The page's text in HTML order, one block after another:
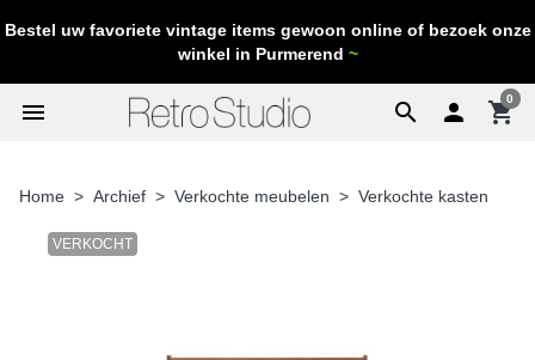
Bestel uw favoriete vintage items gewoon online of bezoek onze
winkel in Purmerend ~
search
menu  shopping_cart
0
Home Archief Verkochte meubelen Verkochte kasten
VERKOCHT